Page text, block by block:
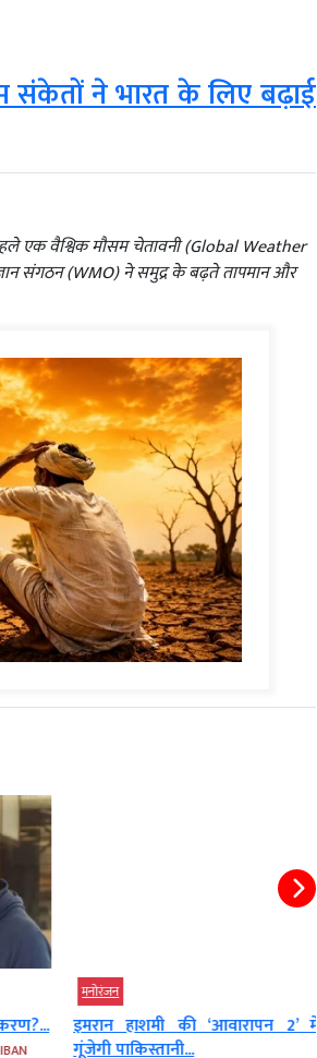
संकेतों ने भारत के लिए बढ़ाई
एक वैश्विक मौसम चेतावनी (Global Weather
संगठन (WMO) ने समुद्र के बढ़ते तापमान और
मनोरंजन
इमरान हाशमी की ‘आवारापन 2’ में
गूंजेगी पाकिस्तानी...